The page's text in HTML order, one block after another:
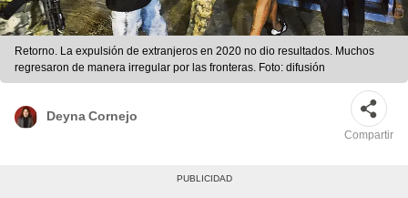
Retorno. La expulsión de extranjeros en 2020 no dio resultados. Muchos
regresaron de manera irregular por las fronteras. Foto: difusión
Deyna Cornejo
Compartir